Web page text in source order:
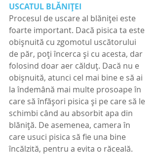
USCATUL BLĂNIȚEI
Procesul de uscare al blăniței este
foarte important. Dacă pisica ta este
obișnuită cu zgomotul uscătorului
de păr, poți încerca și cu acesta, dar
folosind doar aer călduț. Dacă nu e
obișnuită, atunci cel mai bine e să ai
la îndemână mai multe prosoape în
care să înfășori pisica și pe care să le
schimbi când au absorbit apa din
blăniță. De asemenea, camera în
care usuci pisica să fie una bine
încălzită, pentru a evita o răceală.